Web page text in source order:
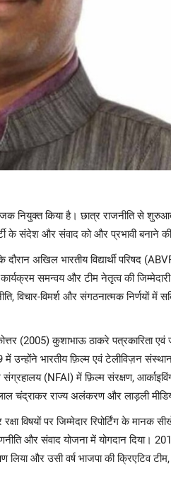
नियुक्त किया है। छात्र राजनीति से
के संदेश और संवाद को और प्रभावी बनाने
अखिल भारतीय विद्यार्थी परिषद
समन्वय और टीम नेतृत्व की
विचार-विमर्श और संगठनात्मक निर्णयों में
(2005) कुशाभाऊ ठाकरे पत्रकारिता एवं
उन्होंने भारतीय फ़िल्म एवं टेलीविज़न
संग्रहालय (NFAI) में फ़िल्म संरक्षण,
चंद्राकर राज्य अलंकरण और लाड़ली
विषयों पर जिम्मेदार रिपोर्टिंग के
और संवाद योजना में योगदान दिया।
और उसी वर्ष भाजपा की क्रिएटिव टीम,